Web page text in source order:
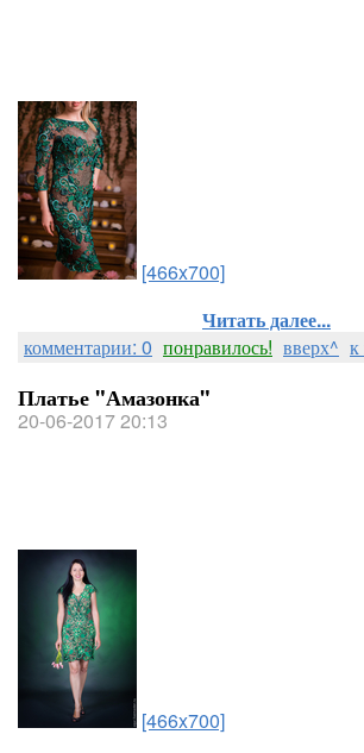
[466x700]
Читать далее...
комментарии: 0 понравилось! вверх^ к
Платье "Амазонка"
20-06-2017 20:13
[466x700]